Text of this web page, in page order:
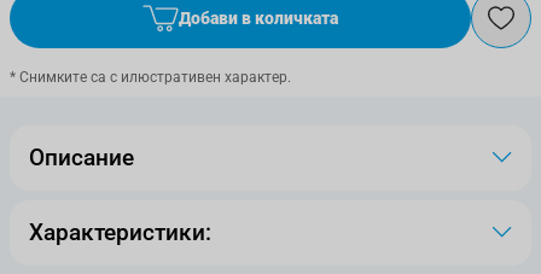
Добави в количката
* Снимките са с илюстративен характер.
Описание
Характеристики: